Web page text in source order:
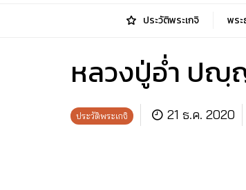
ประวัติพระเกจิ พร
หลวงปู่อ่ำ ปญฺ
ประวัติพระเกจิ 21 ธ.ค. 2020